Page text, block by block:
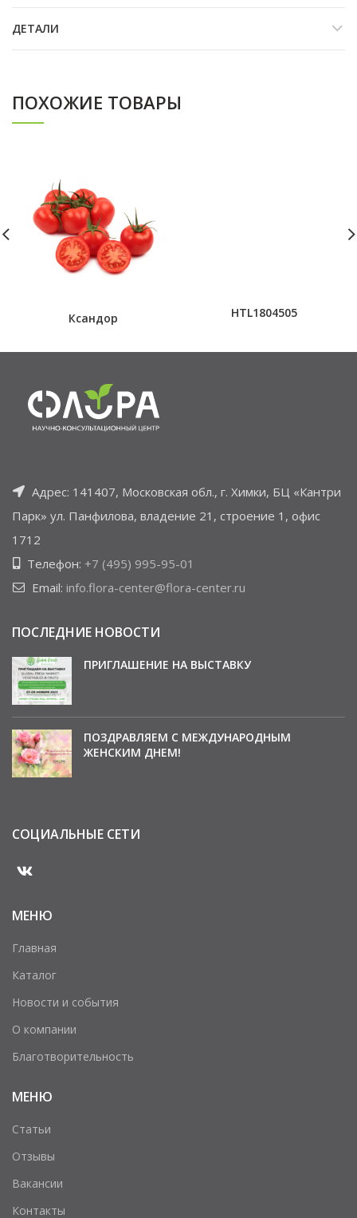
ДЕТАЛИ
ПОХОЖИЕ ТОВАРЫ
Ксандор HTL1804505
Адрес: 141407, Московская обл., г. Химки, БЦ «Кантри
Парк» ул. Панфилова, владение 21, строение 1, офис
1712
Телефон: +7 (495) 995-95-01
Email: info.flora-center@flora-center.ru
ПОСЛЕДНИЕ НОВОСТИ
ПРИГЛАШЕНИЕ НА ВЫСТАВКУ
ПОЗДРАВЛЯЕМ С МЕЖДУНАРОДНЫМ
ЖЕНСКИМ ДНЕМ!
СОЦИАЛЬНЫЕ СЕТИ
МЕНЮ
Главная
Каталог
Новости и события
О компании
Благотворительность
МЕНЮ
Статьи
Отзывы
Вакансии
Контакты